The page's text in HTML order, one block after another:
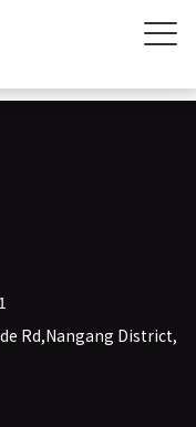
Rd,Nangang District,